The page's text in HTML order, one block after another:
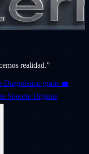
realidad.”
Diagnóstico gratis 💼
Soporte Urgente